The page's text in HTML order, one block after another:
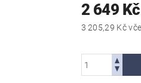
2 649 Kč
3